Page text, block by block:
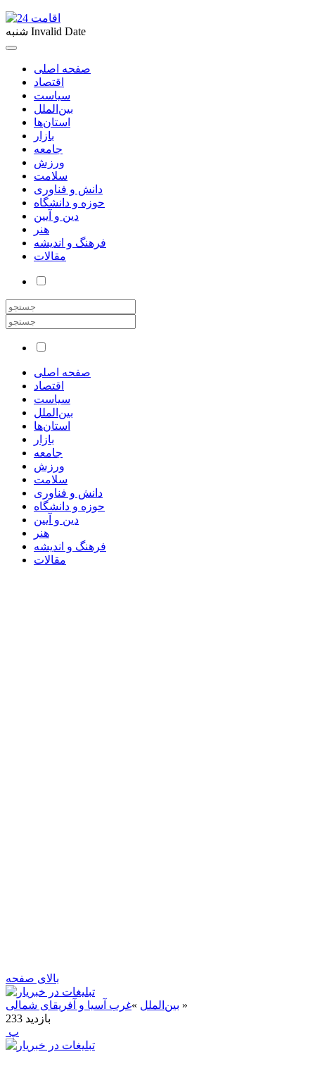
شنبه Invalid Date
صفحه اصلی
اقتصاد
سیاست
بین‌الملل
استان‌ها
بازار
جامعه
ورزش
سلامت
دانش و فناوری
حوزه و دانشگاه
دین و آیین
هنر
فرهنگ و اندیشه
مقالات
صفحه اصلی
اقتصاد
سیاست
بین‌الملل
استان‌ها
بازار
جامعه
ورزش
سلامت
دانش و فناوری
حوزه و دانشگاه
دین و آیین
هنر
فرهنگ و اندیشه
مقالات
بالای صفحه
بین‌الملل »غرب آسیا و آفریقای شمالی
»
233 بازدید
‍ پ